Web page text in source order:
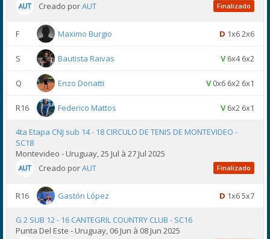
Creado porAUT Finalizado
F Maximo Burgio D 1x6 2x6
S Bautista Raivas V6x4 6x2
Q Enzo Donatti V0x6 6x2 6x1
R16 Federico Mattos V6x2 6x1
4ta Etapa CNJ sub 14 - 18 CIRCULO DE TENIS DE MONTEVIDEO -
SC18
Montevideo - Uruguay, 25 Jul à 27 Jul 2025
Creado porAUT Finalizado
R16 Gastón López D 1x6 5x7
G 2 SUB 12 - 16 CANTEGRIL COUNTRY CLUB - SC16
Punta Del Este - Uruguay, 06 Jun à 08 Jun 2025